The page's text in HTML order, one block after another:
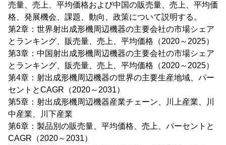
売量、売上、平均価格および中国の販売量、売上、平均価
格、発展機会、課題、動向、政策について説明する。
第2章：世界射出成形機周辺機器の主要会社の市場シェア
とランキング、販売量、売上、平均価格（2020～2025）
第3章：中国射出成形機周辺機器の主要会社の市場シェア
とランキング、販売量、売上、平均価格（2020～2025）
第4章：射出成形機周辺機器の世界の主要生産地域、パー
セントとCAGR（2020～2031）
第5章：射出成形機周辺機器産業チェーン、川上産業、川
中産業、川下産業
第6章：製品別の販売量、平均価格、売上、パーセントと
CAGR（2020～2031）